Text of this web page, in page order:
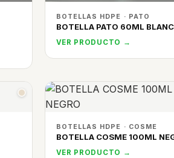
BOTELLAS HDPE · PATO
BOTELLA PATO 60ML
VER PRODUCTO →
BOTELLAS HDPE · COSME
BOTELLA COSME 100ML
VER PRODUCTO →